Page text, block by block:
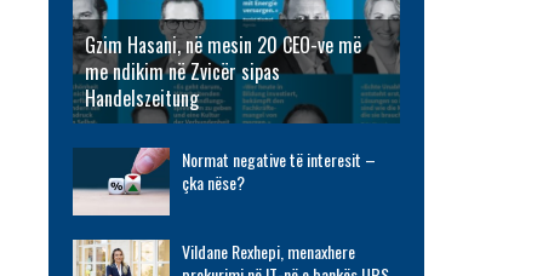
Gzim Hasani, në mesin 20 CEO-ve më
me ndikim në Zvicër sipas
Handelszeitung
Normat negative të interesit –
çka nëse?
Vildane Rexhepi, menaxhere